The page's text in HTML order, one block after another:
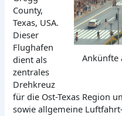
Ankünfte
County,
Texas, USA.
Dieser
Flughafen
dient als
zentrales
Drehkreuz
für die Ost-Texas Region
sowie allgemeine